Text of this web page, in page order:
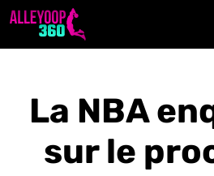
Aller
La NBA
sur le